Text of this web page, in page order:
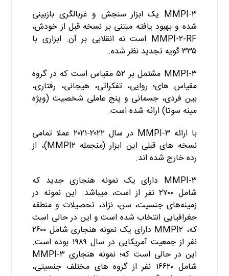
MMPI-۳ یک ابزار سنجش و غربالگری بازبینی
شده و بهبود یافته مبتنی بر نسخه قبل از خودش،
MMPI-۲-RF است نه انقلابی بر آن. ابزاری با
۳۳۵ گویه تجدید نظر شده.
MMPI-۳ مشتمل بر ۵۲ مقیاس است که در گروه
مقیاس­ های؛ روایی، تفکراتی، هیجانی، رفتاری،
بین فردی، جسمانی و پنج عاملی شخصیت (ویژه
مینه سوتا) ارائه شده است.
با ارائه MMPI-۳ در سال ۲۰۲۲-۲۰۲۱ عملا تمامی
نسخه های قبلی این ابزار (منجمله MMPI۲)، از
رده خارج شده ­اند.
MMPI-۳ دارای یک نمونه هنجاری جدید که
شامل ۲۷۰۰ نفر از است، می­باشد. این نمونه در
زمینه‌های جنسیت، سن، نژاد، تحصیلات و منطقه
جغرافیایی انتخاب شده است و این در حالی است
که، MMPI۲ دارای یک نمونه هنجاری شامل ۲۶۰۰
نفر از جمعیت آمریکایی در سال ۱۹۸۹ بوده است.
این در حالی است که؛ نمونه هنجاری MMPI-۳
شامل ۱۶۶۲۰ نفر از گروه های مختلف جنسیتی،